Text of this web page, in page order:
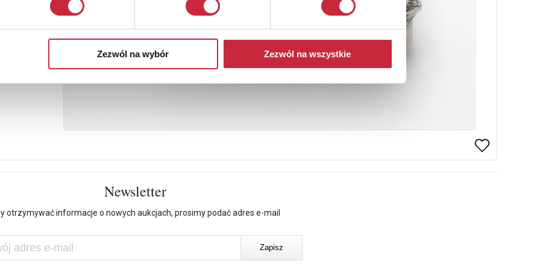
Zezwól na wybór Zezwól na wszystkie
Newsletter
otrzymywać informacje o nowych aukcjach, prosimy podać adres e-mail